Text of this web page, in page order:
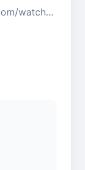
Источник: https://www.youtube.com/watch?v=kszJLy-NKgU